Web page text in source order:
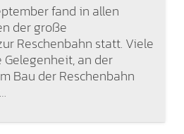
fand in allen
der große
Reschenbahn statt. Viele
an der
Bau der Reschenbahn